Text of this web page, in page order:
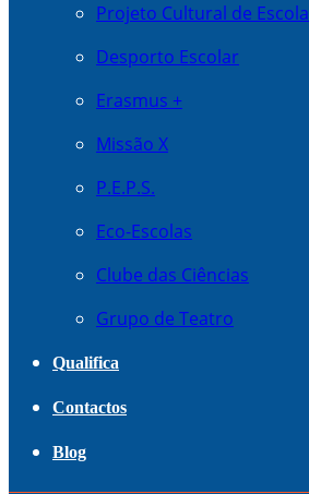
Projeto Cultural de Escola
Desporto Escolar
Erasmus +
Missão X
P.E.P.S.
Eco-Escolas
Clube das Ciências
Grupo de Teatro
Qualifica
Contactos
Blog